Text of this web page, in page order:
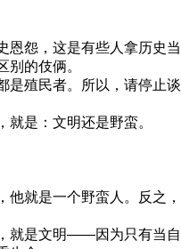
恩怨，这是有些人拿历史当
别的伎俩。
是殖民者。所以，请停止谈
是：文明还是野蛮。
他就是一个野蛮人。反之，
就是文明——因为只有当自